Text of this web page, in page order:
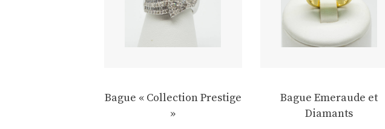
Bague « Collection Prestige
»
Bague Emeraude et
Diamants